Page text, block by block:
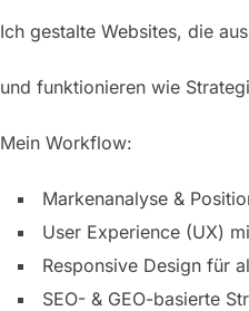
Ich gestalte Websites, die
und funktionieren wie
Mein Workflow:
Markenanalyse &
User Experience (UX)
Responsive Design für
SEO- & GEO-basierte